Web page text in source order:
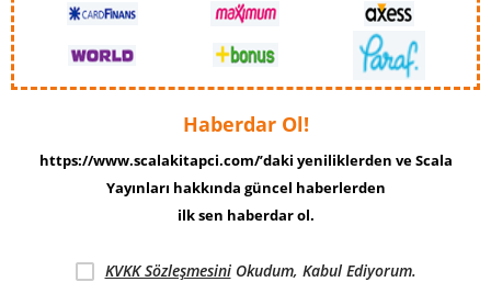
Haberdar Ol!
https://www.scalakitapci.com/’daki yeniliklerden ve Scala
Yayınları hakkında güncel haberlerden
ilk sen haberdar ol.
KVKK SözleşmesiniOkudum, Kabul Ediyorum.